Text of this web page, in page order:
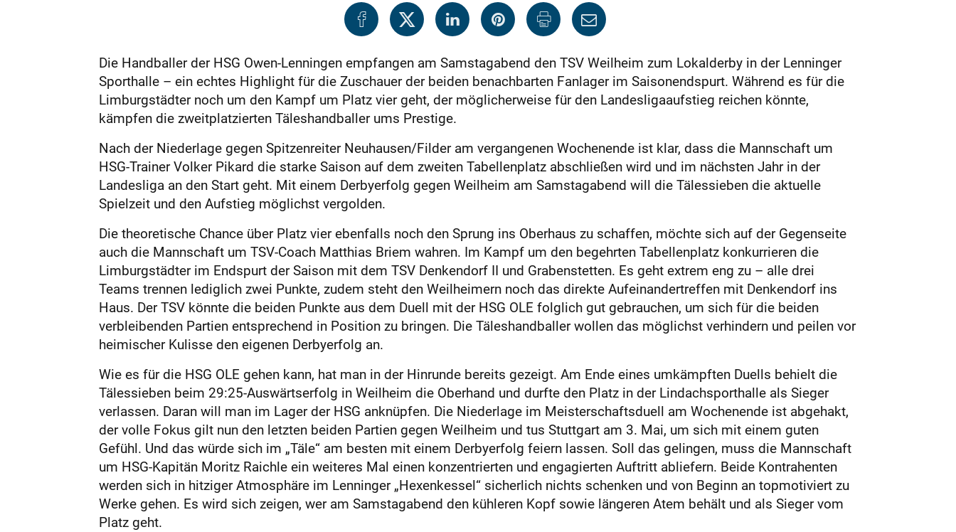
Die Handballer der HSG Owen-Lenningen empfangen am Samstagabend den TSV Weilheim zum Lokalderby in der Lenninger
Sporthalle – ein echtes Highlight für die Zuschauer der beiden benachbarten Fanlager im Saisonendspurt. Während es für die
Limburgstädter noch um den Kampf um Platz vier geht, der möglicherweise für den Landesligaaufstieg reichen könnte,
kämpfen die zweitplatzierten Täleshandballer ums Prestige.
Nach der Niederlage gegen Spitzenreiter Neuhausen/Filder am vergangenen Wochenende ist klar, dass die Mannschaft um
HSG-Trainer Volker Pikard die starke Saison auf dem zweiten Tabellenplatz abschließen wird und im nächsten Jahr in der
Landesliga an den Start geht. Mit einem Derbyerfolg gegen Weilheim am Samstagabend will die Tälessieben die aktuelle
Spielzeit und den Aufstieg möglichst vergolden.
Die theoretische Chance über Platz vier ebenfalls noch den Sprung ins Oberhaus zu schaffen, möchte sich auf der Gegenseite
auch die Mannschaft um TSV-Coach Matthias Briem wahren. Im Kampf um den begehrten Tabellenplatz konkurrieren die
Limburgstädter im Endspurt der Saison mit dem TSV Denkendorf II und Grabenstetten. Es geht extrem eng zu – alle drei
Teams trennen lediglich zwei Punkte, zudem steht den Weilheimern noch das direkte Aufeinandertreffen mit Denkendorf ins
Haus. Der TSV könnte die beiden Punkte aus dem Duell mit der HSG OLE folglich gut gebrauchen, um sich für die beiden
verbleibenden Partien entsprechend in Position zu bringen. Die Täleshandballer wollen das möglichst verhindern und peilen vor
heimischer Kulisse den eigenen Derbyerfolg an.
Wie es für die HSG OLE gehen kann, hat man in der Hinrunde bereits gezeigt. Am Ende eines umkämpften Duells behielt die
Tälessieben beim 29:25-Auswärtserfolg in Weilheim die Oberhand und durfte den Platz in der Lindachsporthalle als Sieger
verlassen. Daran will man im Lager der HSG anknüpfen. Die Niederlage im Meisterschaftsduell am Wochenende ist abgehakt,
der volle Fokus gilt nun den letzten beiden Partien gegen Weilheim und tus Stuttgart am 3. Mai, um sich mit einem guten
Gefühl. Und das würde sich im „Täle“ am besten mit einem Derbyerfolg feiern lassen. Soll das gelingen, muss die Mannschaft
um HSG-Kapitän Moritz Raichle ein weiteres Mal einen konzentrierten und engagierten Auftritt abliefern. Beide Kontrahenten
werden sich in hitziger Atmosphäre im Lenninger „Hexenkessel“ sicherlich nichts schenken und von Beginn an topmotiviert zu
Werke gehen. Es wird sich zeigen, wer am Samstagabend den kühleren Kopf sowie längeren Atem behält und als Sieger vom
Platz geht.